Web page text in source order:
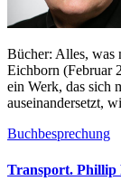
Bücher: Alles, was man lesen muss. Christiane Zschirnt. 240 Seiten.
Eichborn (Februar
ein Werk, das sich
auseinandersetzt,
Buchbesprechung
Transport. Phillip